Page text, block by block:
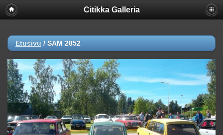
Citikka Galleria
Etusivu / SAM 2852